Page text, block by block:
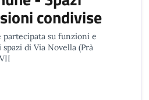
condivise
su funzioni e
di Via Novella (Prà